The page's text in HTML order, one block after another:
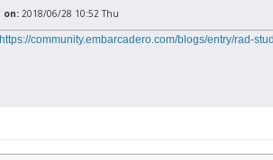
on: 2018/06/28 10:52 Thu
https://community.embarcadero.com/blogs/entry/rad-